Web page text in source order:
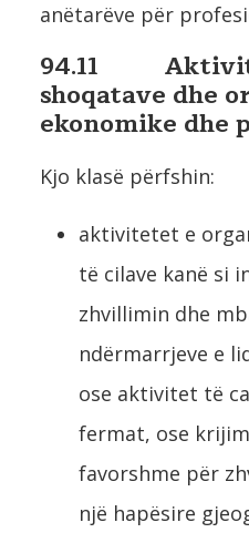
anëtarëve për
94.11
shoqatave dhe
ekonomike dhe
Kjo klasë përfshin:
aktivitetet e
të cilave kanë si
zhvillimin dhe
ndërmarrjeve e
ose aktivitet të
fermat, ose
favorshme për
një hapësire